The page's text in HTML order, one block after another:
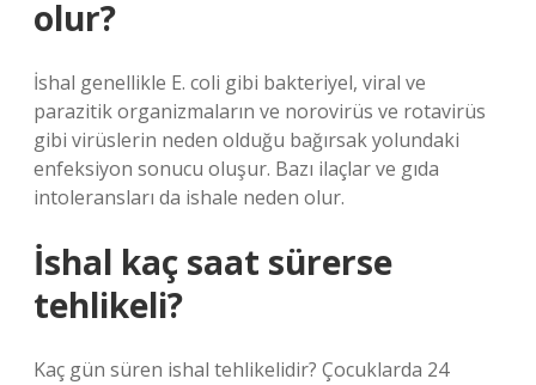
olur?
İshal genellikle E. coli gibi bakteriyel, viral ve
parazitik organizmaların ve norovirüs ve rotavirüs
gibi virüslerin neden olduğu bağırsak yolundaki
enfeksiyon sonucu oluşur. Bazı ilaçlar ve gıda
intoleransları da ishale neden olur.
İshal kaç saat sürerse
tehlikeli?
Kaç gün süren ishal tehlikelidir? Çocuklarda 24